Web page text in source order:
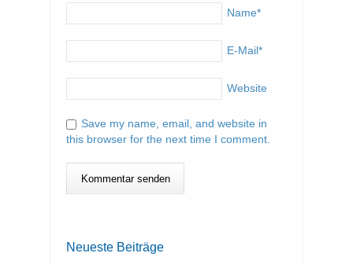
Name*
E-Mail*
Website
Save my name, email, and website in
this browser for the next time I comment.
Neueste Beiträge